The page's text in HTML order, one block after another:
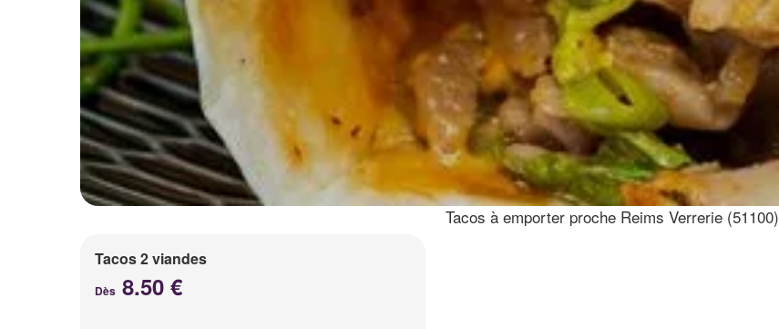
Tacos à emporter proche Reims Verrerie (51100)
Tacos 2 viandes
Dès 8.50 €